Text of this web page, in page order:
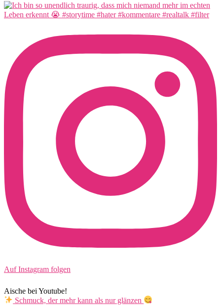
Auf Instagram folgen
Aische bei Youtube!
Schmuck, der mehr kann als nur glänzen